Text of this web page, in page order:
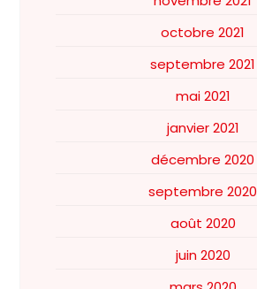
octobre 2021
septembre 2021
mai 2021
janvier 2021
décembre 2020
septembre 2020
août 2020
juin 2020